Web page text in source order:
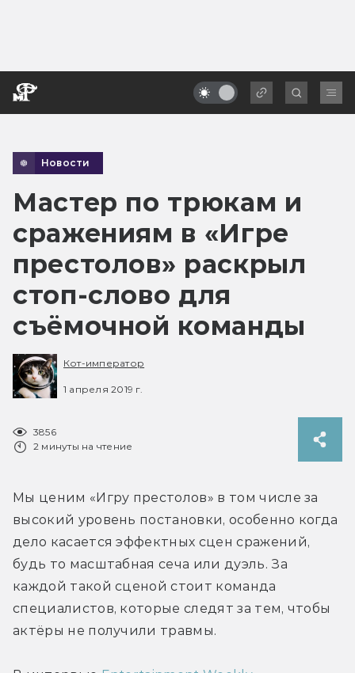
Новости
Мастер по трюкам и
сражениям в «Игре
престолов» раскрыл
стоп-слово для
съёмочной команды
Кот-император
1 апреля 2019 г.
3856
2 минуты на чтение
Мы ценим «Игру престолов» в том числе за
высокий уровень постановки, особенно когда
дело касается эффектных сцен сражений,
будь то масштабная сеча или дуэль. За
каждой такой сценой стоит команда
специалистов, которые следят за тем, чтобы
актёры не получили травмы.